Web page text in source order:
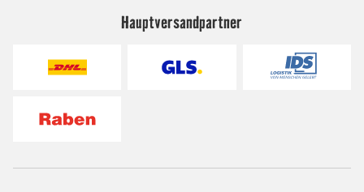
Hauptversandpartner